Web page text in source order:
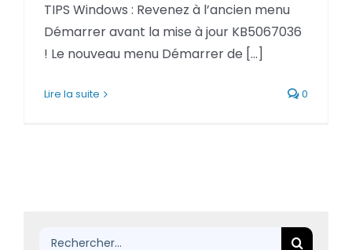
SOCIETE
Rechercher:
TIPS Windows : Revenez à l’ancien menu
Démarrer avant la mise à jour KB5067036
! Le nouveau menu Démarrer de [...]
Lire la suite 0
Rechercher: